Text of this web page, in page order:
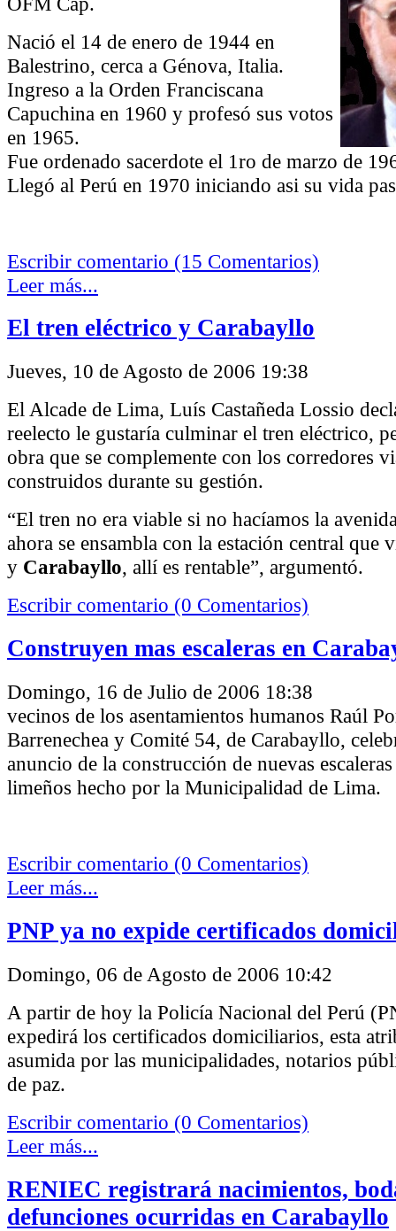
Nació el 14 de enero de 1944 en
Balestrino, cerca a Génova, Italia.
Ingreso a la Orden Franciscana
Capuchina en 1960 y profesó sus votos
en 1965.
Fue ordenado sacerdote el 1ro de marzo de
Llegó al Perú en 1970 iniciando asi su vida
Escribir comentario (15 Comentarios)
Leer más...
El tren eléctrico y Carabayllo
Jueves, 10 de Agosto de 2006 19:38
El Alcade de Lima, Luís Castañeda Lossio
reelecto le gustaría culminar el tren eléctrico,
obra que se complemente con los corredores
construidos durante su gestión.
“El tren no era viable si no hacíamos la
ahora se ensambla con la estación central que
y Carabayllo, allí es rentable”, argumentó.
Escribir comentario (0 Comentarios)
Construyen mas escaleras en
Domingo, 16 de Julio de 2006 18:38
vecinos de los asentamientos humanos Raúl
Barrenechea y Comité 54, de Carabayllo,
anuncio de la construcción de nuevas
limeños hecho por la Municipalidad de Lima.
Escribir comentario (0 Comentarios)
Leer más...
PNP ya no expide certificados
Domingo, 06 de Agosto de 2006 10:42
A partir de hoy la Policía Nacional del Perú
expedirá los certificados domiciliarios, esta
asumida por las municipalidades, notarios
de paz.
Escribir comentario (0 Comentarios)
Leer más...
RENIEC registrará nacimientos,
defunciones ocurridas en Carabayllo